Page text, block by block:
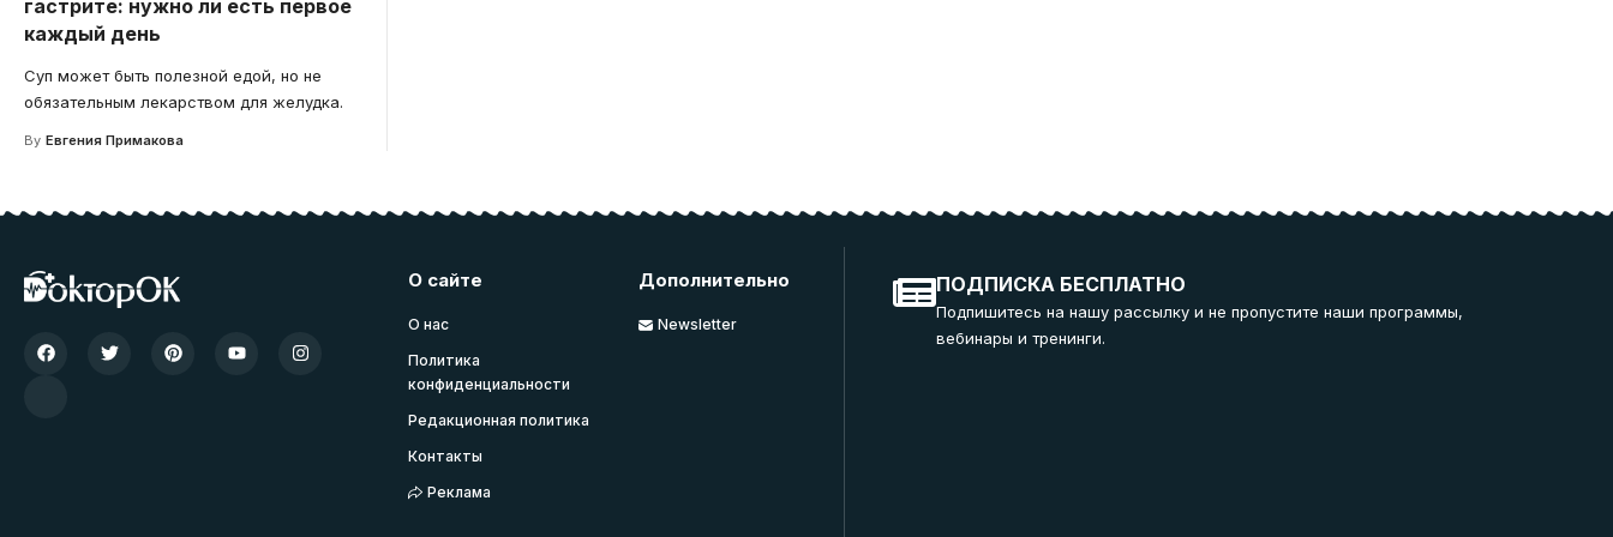
гастрите: нужно ли есть первое
каждый день
Суп может быть полезной едой, но не
обязательным лекарством для желудка.
By Евгения Примакова
О сайте
О нас
Политика
конфиденциальности
Редакционная политика
Контакты
Реклама
Дополнительно
Newsletter
ПОДПИСКА БЕСПЛАТНО
Подпишитесь на нашу рассылку и не пропустите наши программы,
вебинары и тренинги.